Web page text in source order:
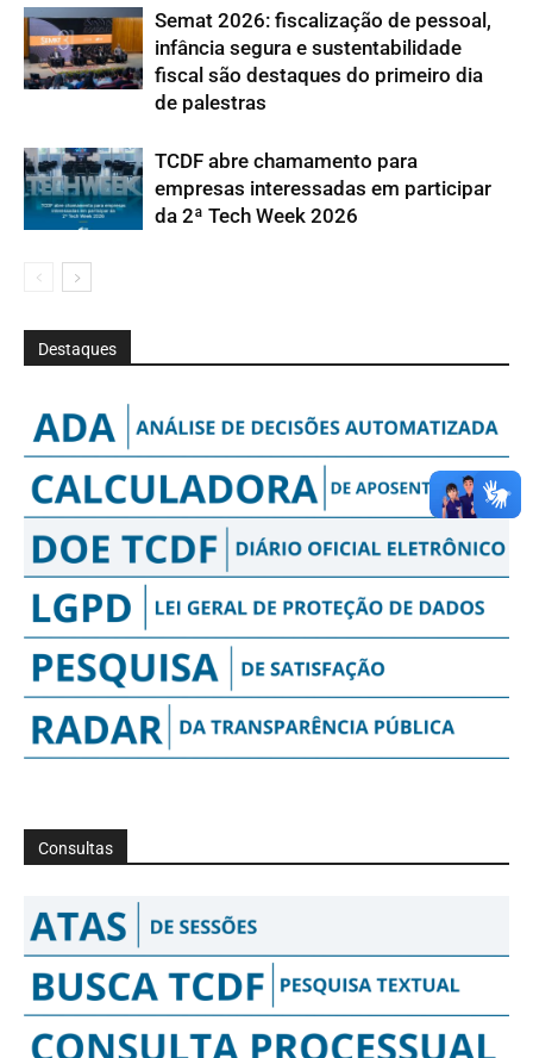
Semat 2026: fiscalização de pessoal,
infância segura e sustentabilidade
fiscal são destaques do primeiro dia
de palestras
TCDF abre chamamento para
empresas interessadas em participar
da 2ª Tech Week 2026
Destaques
Consultas